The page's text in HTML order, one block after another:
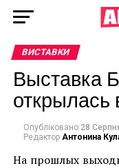
ВИСТАВКИ
Выставка
Опубліковано 28
Редактор Антонина
На прошлых